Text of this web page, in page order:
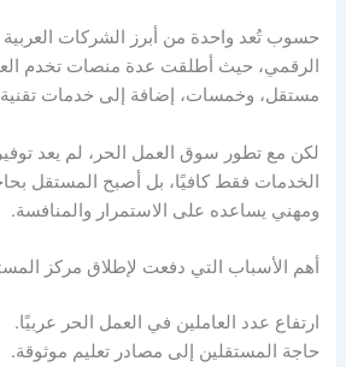
حسوب تُعد واحدة من أبرز الشركات العربية
الرقمي، حيث أطلقت عدة منصات تخدم
مستقل، وخمسات، إضافة إلى خدمات
لكن مع تطور سوق العمل الحر، لم يعد
الخدمات فقط كافيًا، بل أصبح المستقل
ومهني يساعده على الاستمرار والمنافسة.
أهم الأسباب التي دفعت لإطلاق مركز
ارتفاع عدد العاملين في العمل الحر عربيًا.
حاجة المستقلين إلى مصادر تعليم موثوقة.